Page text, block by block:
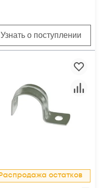
Узнать о поступлении
Распродажа остатков